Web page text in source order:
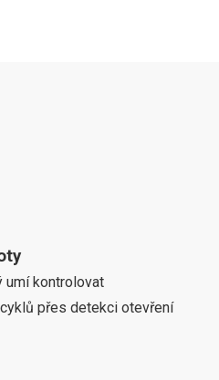
umí kontrolovat
přes detekci otevření